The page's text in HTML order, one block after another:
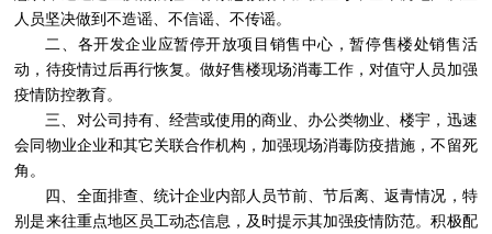
人员坚决做到不造谣、不信谣、不传谣。
二、各开发企业应暂停开放项目销售中心，暂停售楼处销售活
动，待疫情过后再行恢复。做好售楼现场消毒工作，对值守人员加强
疫情防控教育。
三、对公司持有、经营或使用的商业、办公类物业、楼宇，迅速
会同物业企业和其它关联合作机构，加强现场消毒防疫措施，不留死
角。
四、全面排查、统计企业内部人员节前、节后离、返青情况，特
别是来往重点地区员工动态信息，及时提示其加强疫情防范。积极配